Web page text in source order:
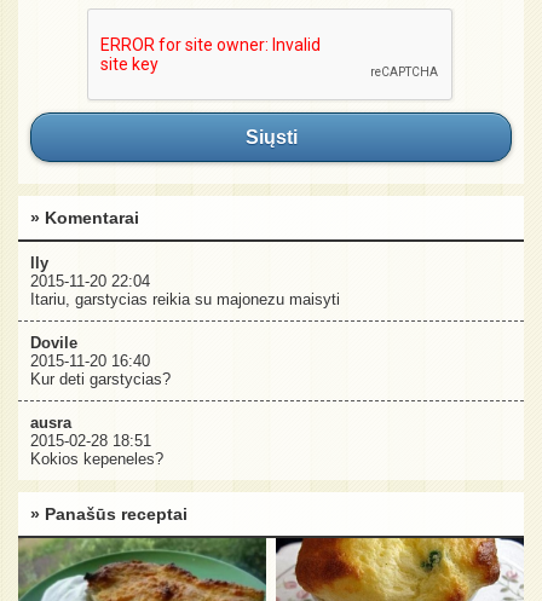
Siųsti
» Komentarai
lly
2015-11-20 22:04
Itariu, garstycias reikia su majonezu maisyti
Dovile
2015-11-20 16:40
Kur deti garstycias?
ausra
2015-02-28 18:51
Kokios kepeneles?
» Panašūs receptai